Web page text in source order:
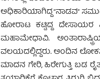
ಅಧಿಕಾರಿಯಾಗಿದ್ದ “ನಾಡವ”
ಹೋರಾಟ ಕಟ್ಟಿದ್ದ
ಮಹಾಮೇಧಾವಿ.
ವಲಯದಲ್ಲಿದ್ದರು. ಅಂದಿನ
ಮಾದನ ಗೇರಿ, ಹಿರೇಗುತ್ತಿ ಬಡ